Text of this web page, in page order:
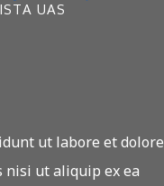
UAS
ut labore et dolore
nisi ut aliquip ex ea